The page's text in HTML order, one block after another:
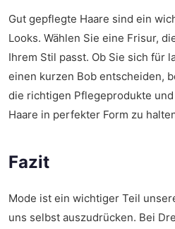
Gut gepflegte Haare sind ein
Looks. Wählen Sie eine Frisur,
Ihrem Stil passt. Ob Sie sich für
einen kurzen Bob entscheiden,
die richtigen Pflegeprodukte
Haare in perfekter Form zu
Fazit
Mode ist ein wichtiger Teil
uns selbst auszudrücken. Bei